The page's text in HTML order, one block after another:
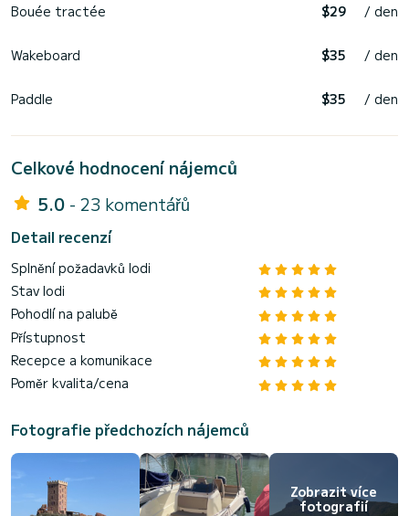
Bouée tractée $29 / den
Wakeboard $35 / den
Paddle $35 / den
Celkové hodnocení nájemců
5.0 - 23 komentářů
Detail recenzí
Splnění požadavků lodi
Stav lodi
Pohodlí na palubě
Přístupnost
Recepce a komunikace
Poměr kvalita/cena
Fotografie předchozích nájemců
Zobrazit více
fotografií